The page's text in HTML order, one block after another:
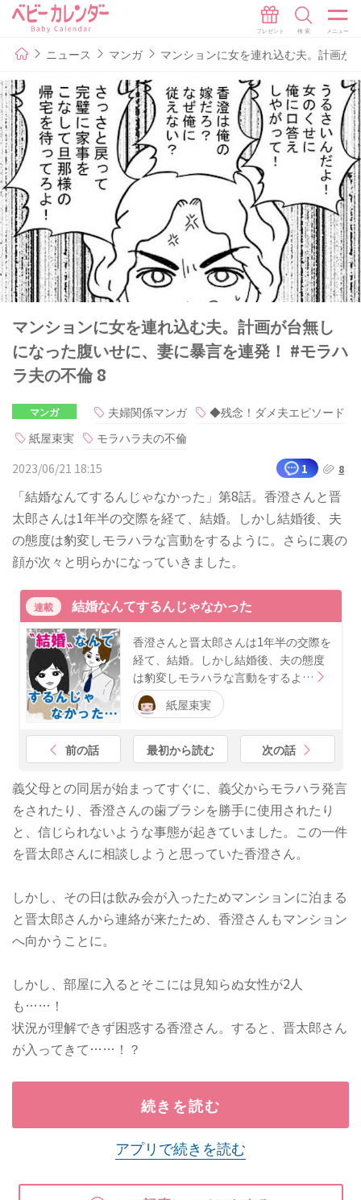
ニュース マンガ マンションに女を連れ込む夫。計画が
マンションに女を連れ込む夫。計画が台無し
になった腹いせに、妻に暴言を連発！ #モラハ
ラ夫の不倫 8
マンガ 夫婦関係マンガ
◆残念！ダメ夫エピソード
紙屋束実
モラハラ夫の不倫
2023/06/21 18:15
1 8
「結婚なんてするんじゃなかった」第8話。香澄さんと晋
太郎さんは1年半の交際を経て、結婚。しかし結婚後、夫
の態度は豹変しモラハラな言動をするように。さらに裏の
顔が次々と明らかになっていきました。
連載 結婚なんてするんじゃなかった
香澄さんと晋太郎さんは1年半の交際を
経て、結婚。しかし結婚後、夫の態度
は豹変しモラハラな言動をするよ…
紙屋束実
前の話 最初から読む 次の話
義父母との同居が始まってすぐに、義父からモラハラ発言
をされたり、香澄さんの歯ブラシを勝手に使用されたり
と、信じられないような事態が起きていました。この一件
を晋太郎さんに相談しようと思っていた香澄さん。
しかし、その日は飲み会が入ったためマンションに泊まる
と晋太郎さんから連絡が来たため、香澄さんもマンション
へ向かうことに。
しかし、部屋に入るとそこには見知らぬ女性が2人
も……！
状況が理解できず困惑する香澄さん。すると、晋太郎さん
が入ってきて……！？
続きを読む
アプリで続きを読む